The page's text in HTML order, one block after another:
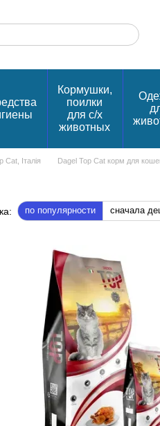
Кормушки,
поилки
для с/х
животных
Італія Dagel Top Cat корм для
по популярности сначала